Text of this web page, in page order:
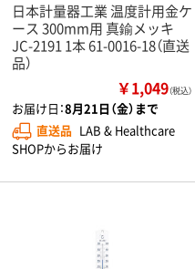
日本計量器工業 温度計用金ケ
ース 300mm用 真鍮メッキ
JC-2191 1本 61-0016-18（直送
品）
￥1,049（税込）
お届け日：8月21日（金）まで
直送品 LAB & Healthcare
SHOPからお届け